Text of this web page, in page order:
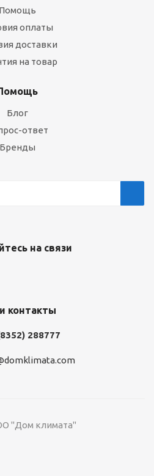
Помощь
оплаты
доставки
на товар
Блог
ответ
Бренды
на связи
контакты
288777
"Дом климата"